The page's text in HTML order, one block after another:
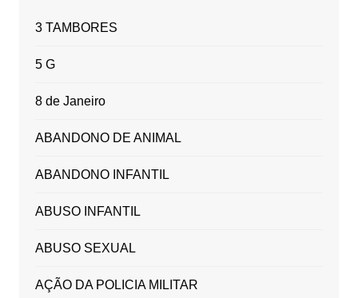
3 TAMBORES
5 G
8 de Janeiro
ABANDONO DE ANIMAL
ABANDONO INFANTIL
ABUSO INFANTIL
ABUSO SEXUAL
AÇÃO DA POLICIA MILITAR